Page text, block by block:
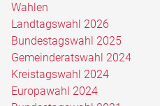
Wahlen
Landtagswahl 2026
Bundestagswahl 2025
Gemeinderatswahl 2024
Kreistagswahl 2024
Europawahl 2024